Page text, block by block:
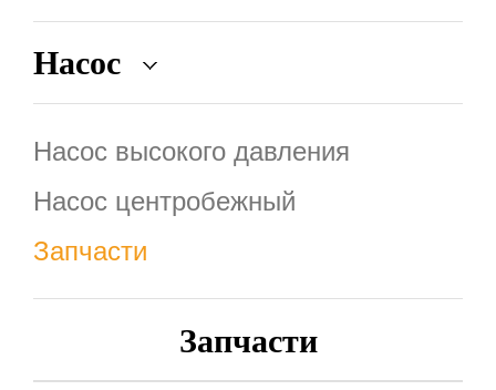
Насос
Насос высокого давления
Насос центробежный
Запчасти
Запчасти